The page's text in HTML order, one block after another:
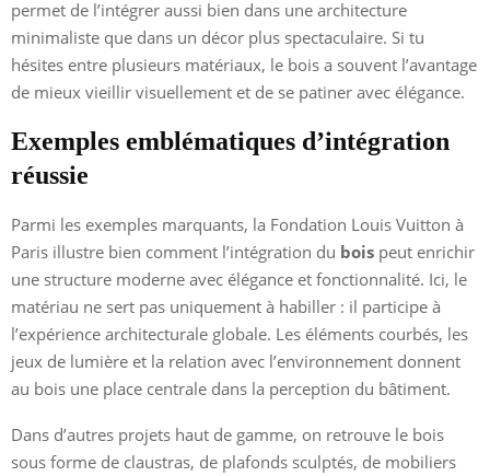
permet de l’intégrer aussi bien dans une architecture
minimaliste que dans un décor plus spectaculaire. Si tu
hésites entre plusieurs matériaux, le bois a souvent l’avantage
de mieux vieillir visuellement et de se patiner avec élégance.
Exemples emblématiques d’intégration
réussie
Parmi les exemples marquants, la Fondation Louis Vuitton à
Paris illustre bien comment l’intégration du bois peut enrichir
une structure moderne avec élégance et fonctionnalité. Ici, le
matériau ne sert pas uniquement à habiller : il participe à
l’expérience architecturale globale. Les éléments courbés, les
jeux de lumière et la relation avec l’environnement donnent
au bois une place centrale dans la perception du bâtiment.
Dans d’autres projets haut de gamme, on retrouve le bois
sous forme de claustras, de plafonds sculptés, de mobiliers